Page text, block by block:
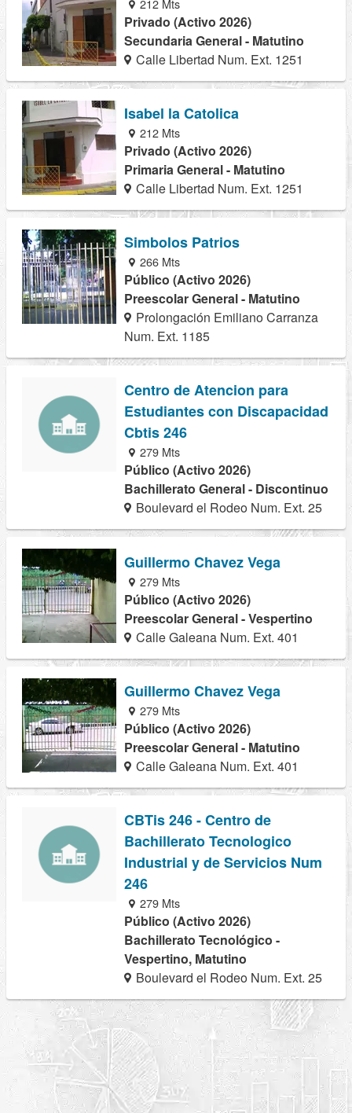
212 Mts
Privado (Activo 2026)
Secundaria General - Matutino
Calle Libertad Num. Ext. 1251
Isabel la Catolica
212 Mts
Privado (Activo 2026)
Primaria General - Matutino
Calle Libertad Num. Ext. 1251
Simbolos Patrios
266 Mts
Público (Activo 2026)
Preescolar General - Matutino
Prolongación Emiliano Carranza
Num. Ext. 1185
Centro de Atencion para
Estudiantes con Discapacidad
Cbtis 246
279 Mts
Público (Activo 2026)
Bachillerato General - Discontinuo
Boulevard el Rodeo Num. Ext. 25
Guillermo Chavez Vega
279 Mts
Público (Activo 2026)
Preescolar General - Vespertino
Calle Galeana Num. Ext. 401
Guillermo Chavez Vega
279 Mts
Público (Activo 2026)
Preescolar General - Matutino
Calle Galeana Num. Ext. 401
CBTis 246 - Centro de
Bachillerato Tecnologico
Industrial y de Servicios Num
246
279 Mts
Público (Activo 2026)
Bachillerato Tecnológico -
Vespertino, Matutino
Boulevard el Rodeo Num. Ext. 25